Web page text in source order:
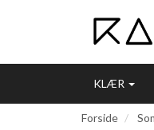
KLÆR
Forside